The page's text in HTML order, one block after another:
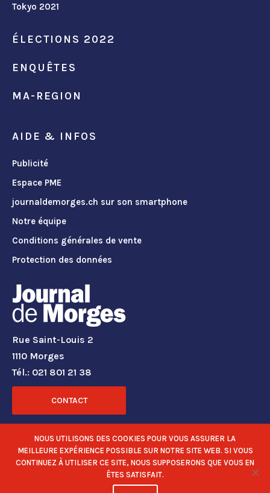
Tokyo 2021
ÉLECTIONS 2022
ENQUÊTES
MA-REGION
AIDE & INFOS
Publicité
Espace PME
journaldemorges.ch sur son smartphone
Notre équipe
Conditions générales de vente
Protection des données
Rue Saint-Louis 2
1110 Morges
Tél.: 021 801 21 38
CONTACT
RÉSEAUX SOCIAUX
NOUS UTILISONS DES COOKIES POUR VOUS ASSURER LA
MEILLEURE EXPÉRIENCE POSSIBLE SUR NOTRE SITE WEB. SI VOUS
CONTINUEZ À UTILISER CE SITE, NOUS SUPPOSERONS QUE VOUS EN
ÊTES SATISFAIT.